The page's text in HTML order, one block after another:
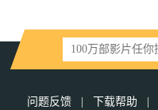
问题反馈 下载帮助